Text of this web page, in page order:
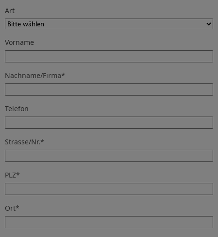
Art
Vorname
Nachname/Firma*
Telefon
Strasse/Nr.*
PLZ*
Ort*